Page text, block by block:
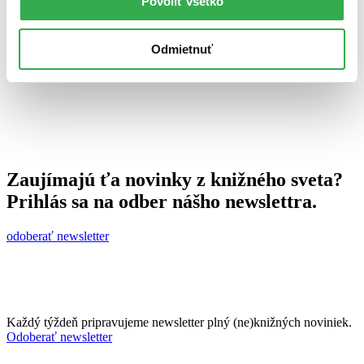
Odmietnuť
Zaujímajú ťa novinky z knižného sveta?
Prihlás sa na odber nášho newslettra.
odoberať newsletter
Každý týždeň pripravujeme newsletter plný (ne)knižných noviniek.
Odoberať newsletter